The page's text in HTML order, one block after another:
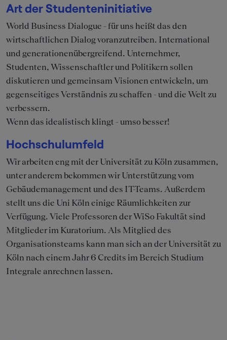
Art der Studenteninitiative
World Business Dialogue - für uns heißt das den
wirtschaftlichen Dialog voranzutreiben. International
und generationenübergreifend. Unternehmer,
Studenten, Wissenschaftler und Politikern sollen
diskutieren und gemeinsam Visionen entwickeln, um
gegenseitiges Verständnis zu schaffen - und die Welt zu
verbessern.
Wenn das idealistisch klingt - umso besser!
Hochschulumfeld
Wir arbeiten eng mit der Universität zu Köln zusammen,
unter anderem bekommen wir Unterstützung vom
Gebäudemanagement und des IT-Teams. Außerdem
stellt uns die Uni Köln einige Räumlichkeiten zur
Verfügung. Viele Professoren der WiSo Fakultät sind
Mitglieder im Kuratorium. Als Mitglied des
Organisationsteams kann man sich an der Universität zu
Köln nach einem Jahr 6 Credits im Bereich Studium
Integrale anrechnen lassen.